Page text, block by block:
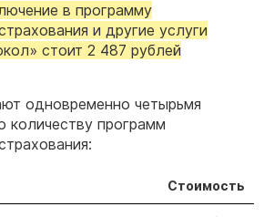
в программу
и другие услуги
стоит 2 487 рублей
одновременно четырьмя
программ
Стоимость